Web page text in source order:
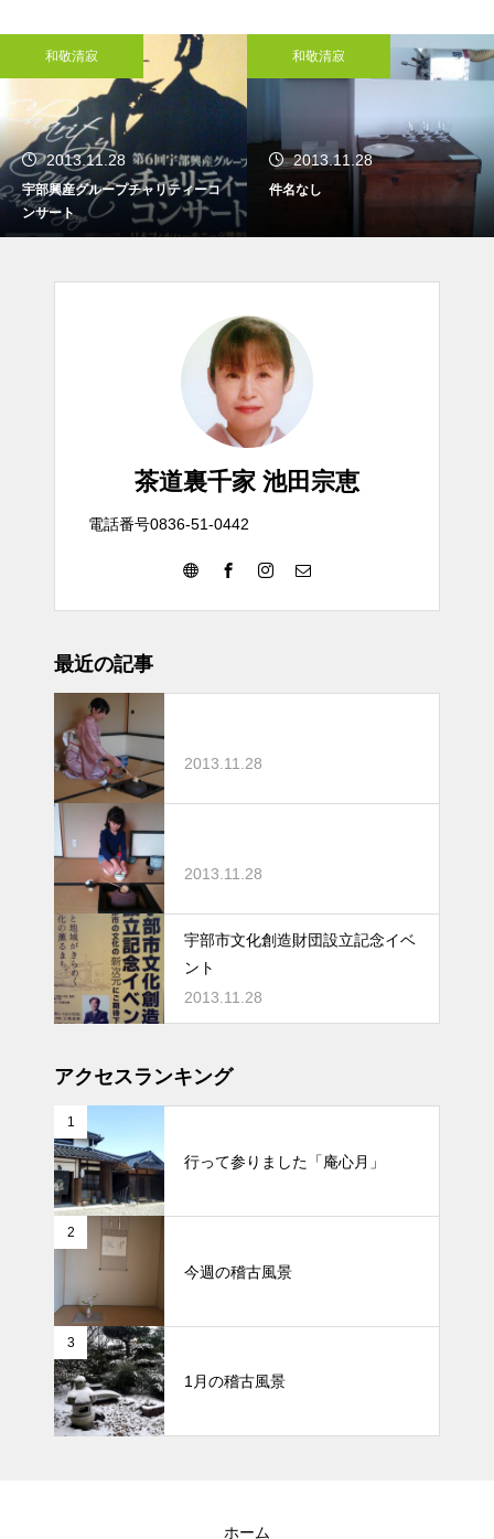
ーコ
2013.11.28
件名なし
和敬清寂
2013.11.28
茶道裏千家 池田宗恵
電話番号0836-51-0442
最近の記事
2013.11.28
2013.11.28
宇部市文化創造財団設立記念イベ
ント
2013.11.28
アクセスランキング
1
行って参りました「庵心月」
2
今週の稽古風景
3
1月の稽古風景
ホーム